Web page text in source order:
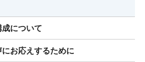
について
お応えするために